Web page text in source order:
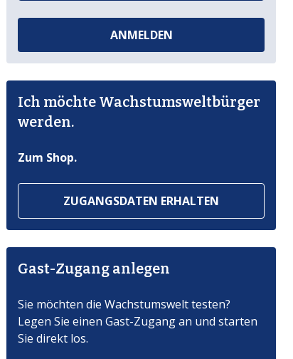
ANMELDEN
Ich möchte Wachstumsweltbürger
werden.
Zum Shop.
ZUGANGSDATEN ERHALTEN
Gast-Zugang anlegen
Sie möchten die Wachstumswelt testen?
Legen Sie einen Gast-Zugang an und starten
Sie direkt los.